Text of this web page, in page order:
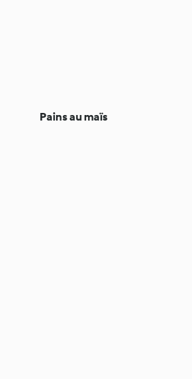
Pains au maïs